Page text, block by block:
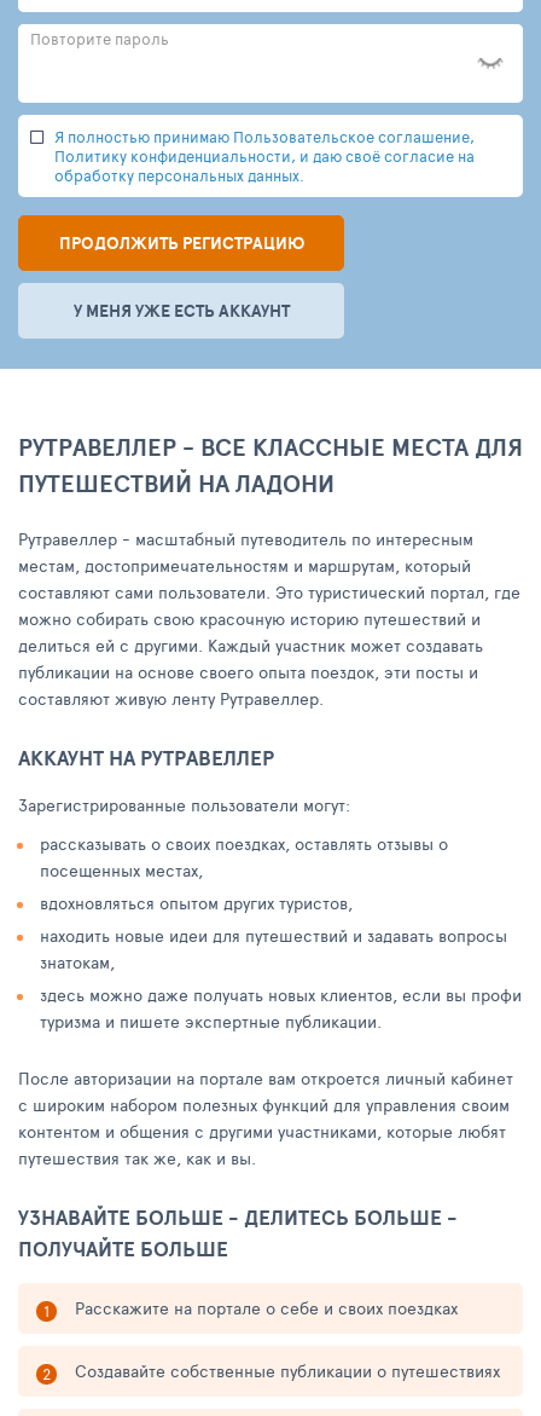
Повторите пароль
Я полностью принимаю Пользовательское соглашение,
Политику конфиденциальности, и даю своё согласие на
обработку персональных данных.
ПРОДОЛЖИТЬ РЕГИСТРАЦИЮ
У МЕНЯ УЖЕ ЕСТЬ АККАУНТ
РУТРАВЕЛЛЕР - ВСЕ КЛАССНЫЕ МЕСТА ДЛЯ
ПУТЕШЕСТВИЙ НА ЛАДОНИ
Рутравеллер - масштабный путеводитель по интересным
местам, достопримечательностям и маршрутам, который
составляют сами пользователи. Это туристический портал, где
можно собирать свою красочную историю путешествий и
делиться ей с другими. Каждый участник может создавать
публикации на основе своего опыта поездок, эти посты и
составляют живую ленту Рутравеллер.
АККАУНТ НА РУТРАВЕЛЛЕР
Зарегистрированные пользователи могут:
рассказывать о своих поездках, оставлять отзывы о
посещенных местах,
вдохновляться опытом других туристов,
находить новые идеи для путешествий и задавать вопросы
знатокам,
здесь можно даже получать новых клиентов, если вы профи
туризма и пишете экспертные публикации.
После авторизации на портале вам откроется личный кабинет
с широким набором полезных функций для управления своим
контентом и общения с другими участниками, которые любят
путешествия так же, как и вы.
УЗНАВАЙТЕ БОЛЬШЕ - ДЕЛИТЕСЬ БОЛЬШЕ -
ПОЛУЧАЙТЕ БОЛЬШЕ
Расскажите на портале о себе и своих поездках
Создавайте собственные публикации о путешествиях